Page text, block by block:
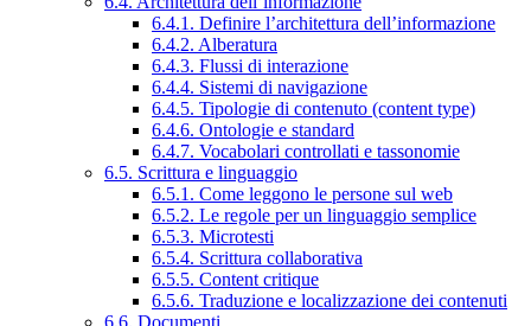
6.4.1. Definire l’architettura dell’informazione
6.4.2. Alberatura
6.4.3. Flussi di interazione
6.4.4. Sistemi di navigazione
6.4.5. Tipologie di contenuto (content type)
6.4.6. Ontologie e standard
6.4.7. Vocabolari controllati e tassonomie
6.5. Scrittura e linguaggio
6.5.1. Come leggono le persone sul web
6.5.2. Le regole per un linguaggio semplice
6.5.3. Microtesti
6.5.4. Scrittura collaborativa
6.5.5. Content critique
6.5.6. Traduzione e localizzazione dei contenuti
6.6. Documenti